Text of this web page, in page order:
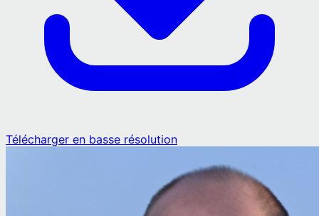
Télécharger en basse résolution